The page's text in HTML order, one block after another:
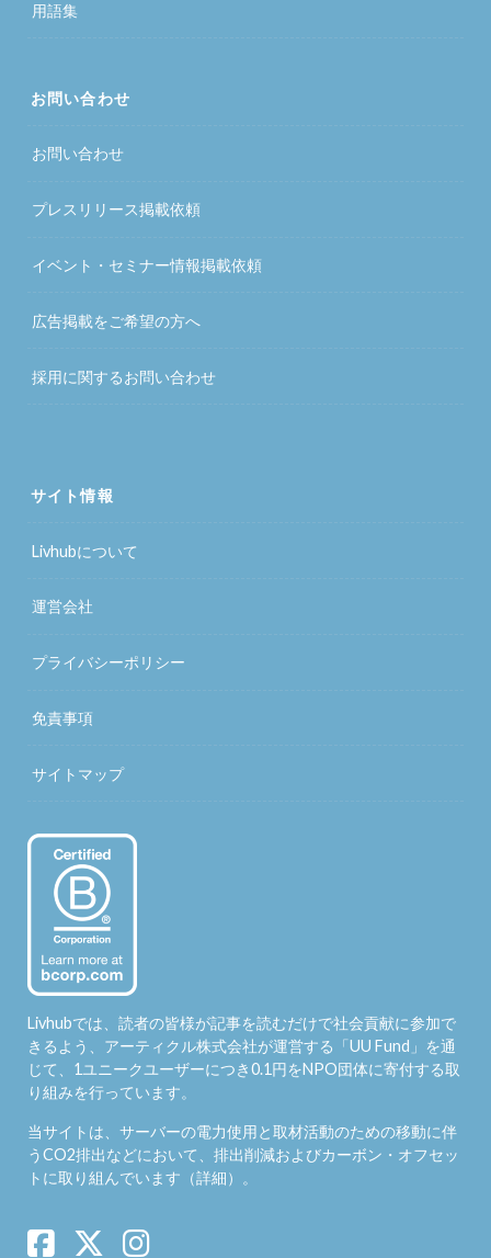
用語集
お問い合わせ
お問い合わせ
プレスリリース掲載依頼
イベント・セミナー情報掲載依頼
広告掲載をご希望の方へ
採用に関するお問い合わせ
サイト情報
Livhubについて
運営会社
プライバシーポリシー
免責事項
サイトマップ
Livhubでは、読者の皆様が記事を読むだけで社会貢献に参加で
きるよう、アーティクル株式会社が運営する「UU Fund 」を通
じて、1ユニークユーザーにつき0.1円をNPO団体に寄付する取
り組みを行っています。
当サイトは、サーバーの電力使用と取材活動のための移動に伴
うCO2排出などにおいて、排出削減およびカーボン・オフセッ
トに取り組んでいます（詳細）。